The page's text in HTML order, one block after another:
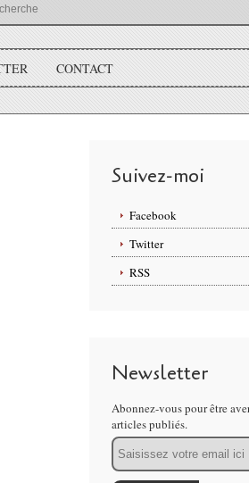
CONTACT
Suivez-moi
Facebook
Twitter
RSS
Newsletter
Abonnez-vous pour être
articles publiés.
Email